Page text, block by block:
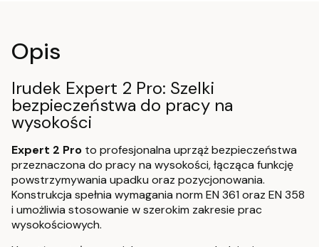
Opis
Irudek Expert 2 Pro: Szelki
bezpieczeństwa do pracy na
wysokości
Expert 2 Pro to profesjonalna uprząż bezpieczeństwa
przeznaczona do pracy na wysokości, łącząca funkcję
powstrzymywania upadku oraz pozycjonowania.
Konstrukcja spełnia wymagania norm EN 361 oraz EN 358
i umożliwia stosowanie w szerokim zakresie prac
wysokościowych.